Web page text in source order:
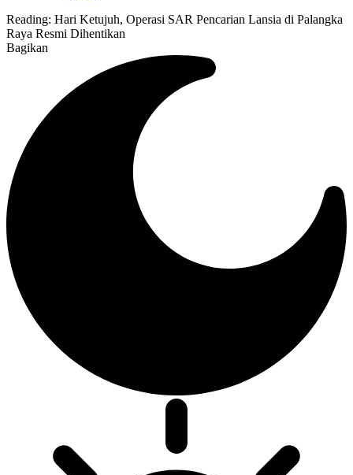
Reading: Hari Ketujuh, Operasi SAR Pencarian Lansia di Palangka
Raya Resmi Dihentikan
Bagikan